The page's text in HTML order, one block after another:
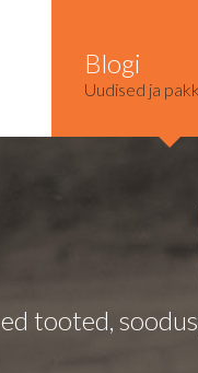
Blogi
Uudised ja
tooted,